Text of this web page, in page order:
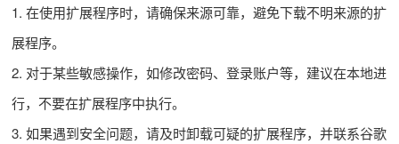
1. 在使用扩展程序时，请确保来源可靠，避免下载不明来源的扩
展程序。
2. 对于某些敏感操作，如修改密码、登录账户等，建议在本地进
行，不要在扩展程序中执行。
3. 如果遇到安全问题，请及时卸载可疑的扩展程序，并联系谷歌